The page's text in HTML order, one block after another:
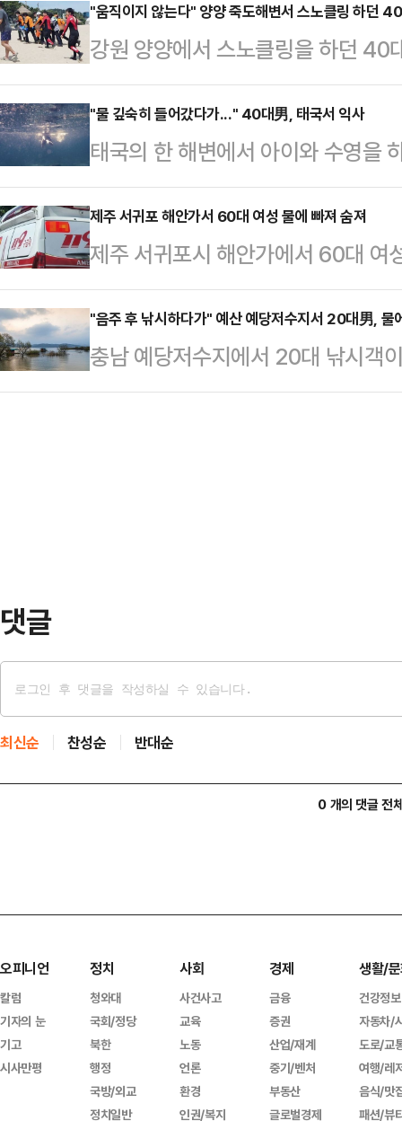
파도에 휩쓸렸다. 소방 당국은 속
조대 30명 등을 주변 해역에 보내
찾지 못했다.실종된 학생은 사고 당
전해졌다.호우 특보가 전날 모두 해
경보가 여전히 발효 중이다.한편
동해안에서는 3…
"움직이지 않는다" 양양 죽도해변서 스노클링 하던
강원 양양에서 스노클링을 하던 40
끝내 숨졌다.17일 오전 11시42분
서 스노클링하던 40대 남성 A씨가
소방은 A씨를 구조해 심폐소생술
망했다.A씨는 해변 가까운 곳에서
해경은 신고자와 목격자 등을 상대
갑작스러운 폭염으로 계곡이나 바
경기 연천군 연천읍…
"물 깊숙히 들어갔다가..." 40대男, 태국서 익사
태국의 한 해변에서 아이와 수영을
운 사고가 발생했다.22일(현지시
시쯤 "사람이 물에 빠졌다"는 신고
48세 한국인 이모씨라고 밝혔다.
긴급 이송했으나, 안타깝게도 도착
족 여행으로 태국을 방문한 것으로
이 해변을 찾은 그는 아이와 함께
을 당한 것으로 …
제주 서귀포 해안가서 60대 여성 물에 빠져 숨져
제주 서귀포시 해안가에서 60대 여
다. 해경은 정확한 사고 경위와 신
다.20일 뉴시스와 서귀포해양경찰
귀포시 보목동 해안가에서 A(60대
고가 접수됐다.A씨는 심정지 상태
"음주 후 낚시하다가" 예산 예당저수지서 20대男, 물
충남 예당저수지에서 20대 낚시객
서에 따르면 전날 오후 10시30분
댓글
최신순 찬성순 반대순
0 개의 댓글 전
오피니언
칼럼
기자의 눈
기고
시사만평
정치
청와대
국회/정당
북한
행정
국방/외교
정치일반
사회
사건사고
교육
노동
언론
환경
인권/복지
경제
금융
증권
산업/재계
중기/벤처
부동산
글로벌경제
생활/
건강정보
자동차/
도로/교
여행/레
음식/맛
패션/뷰